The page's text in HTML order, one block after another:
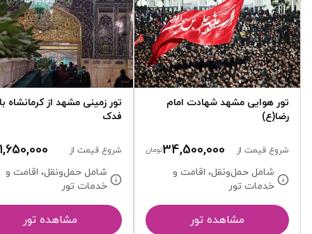
تور هوایی مشهد شهادت امام
رضا(ع)
شروع قیمت از 34,500,000تومان
شامل حمل‌ونقل، اقامت و
خدمات تور
مشاهده تور
تور زمینی مشهد از کرمانشاه
فدک
شروع قیمت از
شامل حمل‌ونقل، اقامت و
خدمات تور
مشاهده تور